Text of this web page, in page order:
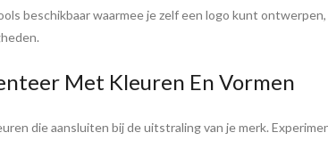
beschikbaar waarmee je zelf een logo kunt
Met Kleuren En Vormen
die aansluiten bij de uitstraling van je merk.